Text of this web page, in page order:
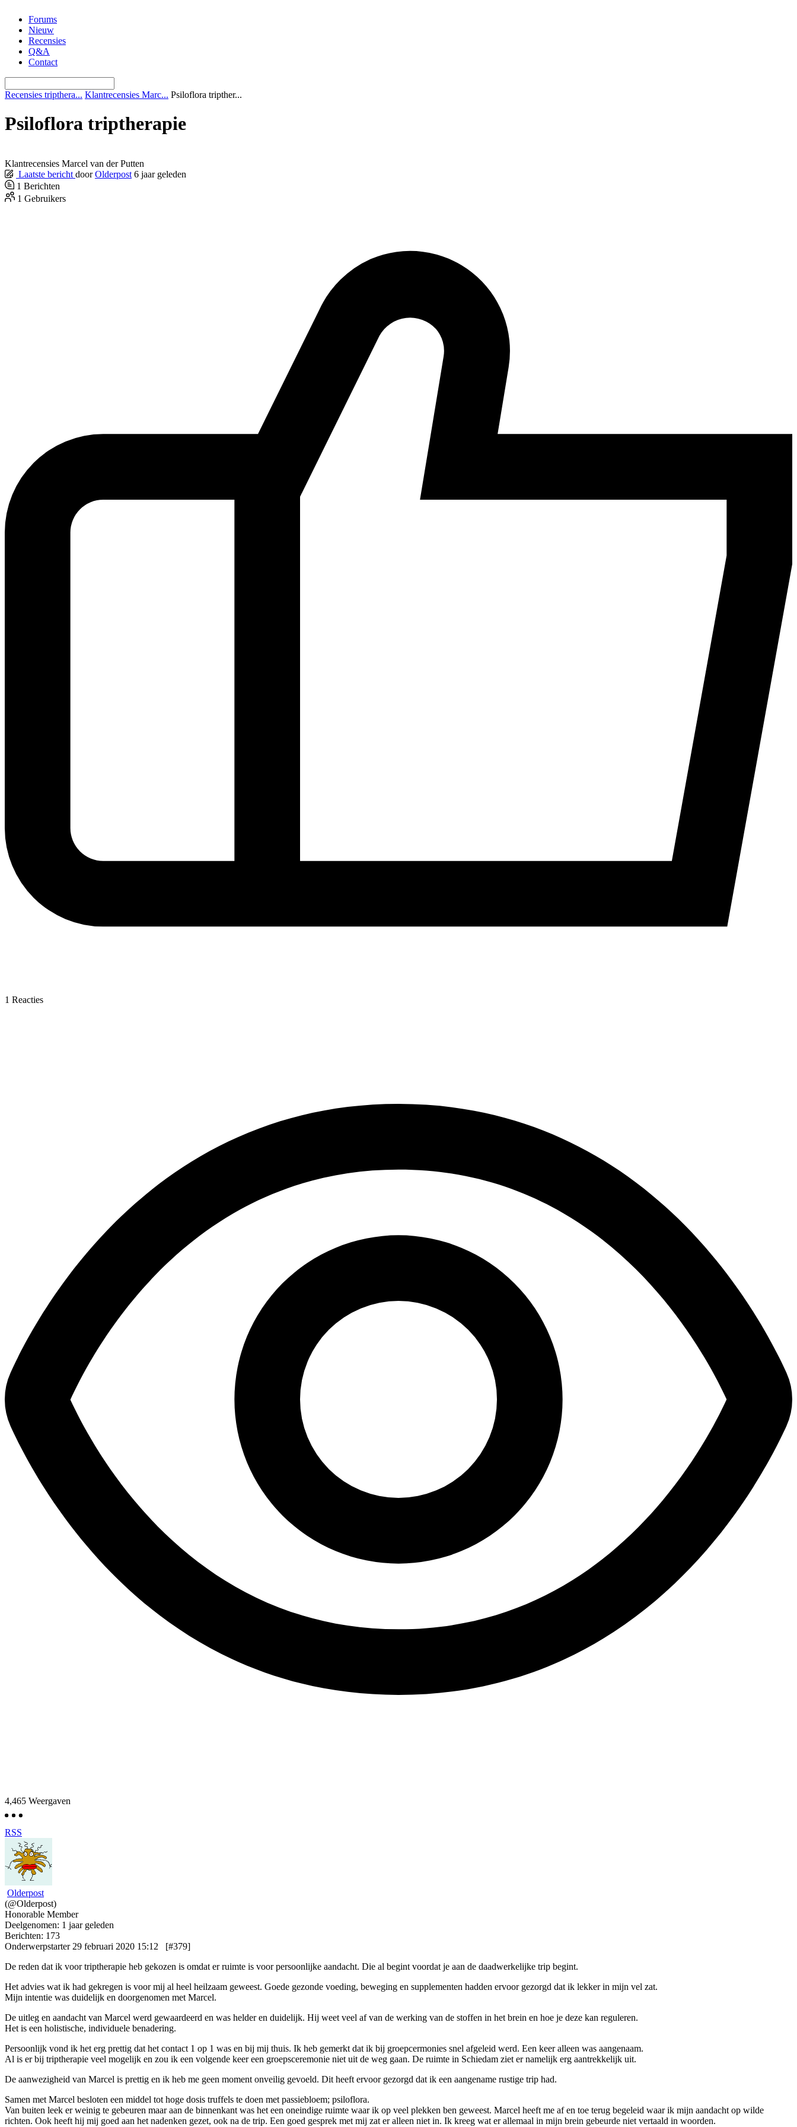
naar
inhoud
Forums
Nieuw
Recensies
Q&A
Contact
Recensies tripthera... Klantrecensies Marc... Psiloflora tripther...
Psiloflora triptherapie
Klantrecensies Marcel van der Putten
Laatste bericht door Olderpost 6 jaar geleden
1 Berichten
1 Gebruikers
1 Reacties
4,465 Weergaven
RSS
Olderpost
(@Olderpost)
Honorable Member
Deelgenomen: 1 jaar geleden
Berichten: 173
Onderwerpstarter 29 februari 2020 15:12
[#379]
De reden dat ik voor triptherapie heb gekozen is omdat er ruimte is voor persoonlijke aandacht. Die al begint voordat je aan de daadwerkelijke trip begint.
Het advies wat ik had gekregen is voor mij al heel heilzaam geweest. Goede gezonde voeding, beweging en supplementen hadden ervoor gezorgd dat ik lekker in mijn vel zat.
Mijn intentie was duidelijk en doorgenomen met Marcel.
De uitleg en aandacht van Marcel werd gewaardeerd en was helder en duidelijk. Hij weet veel af van de werking van de stoffen in het brein en hoe je deze kan reguleren.
Het is een holistische, individuele benadering.
Persoonlijk vond ik het erg prettig dat het contact 1 op 1 was en bij mij thuis. Ik heb gemerkt dat ik bij groepcermonies snel afgeleid werd. Een keer alleen was aangenaam.
Al is er bij triptherapie veel mogelijk en zou ik een volgende keer een groepsceremonie niet uit de weg gaan. De ruimte in Schiedam ziet er namelijk erg aantrekkelijk uit.
De aanwezigheid van Marcel is prettig en ik heb me geen moment onveilig gevoeld. Dit heeft ervoor gezorgd dat ik een aangename rustige trip had.
Samen met Marcel besloten een middel tot hoge dosis truffels te doen met passiebloem; psiloflora.
Van buiten leek er weinig te gebeuren maar aan de binnenkant was het een oneindige ruimte waar ik op veel plekken ben geweest. Marcel heeft me af en toe terug begeleid waar ik mijn aandacht op wilde
richten. Ook heeft hij mij goed aan het nadenken gezet, ook na de trip. Een goed gesprek met mij zat er alleen niet in. Ik kreeg wat er allemaal in mijn brein gebeurde niet vertaald in woorden.